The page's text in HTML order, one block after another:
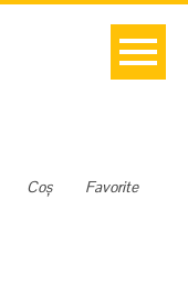
Favorite
Coș